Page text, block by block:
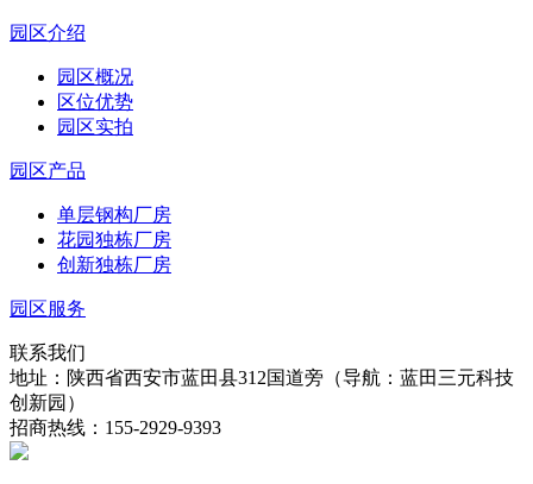
园区介绍
园区概况
区位优势
园区实拍
园区产品
单层钢构厂房
花园独栋厂房
创新独栋厂房
园区服务
联系我们
地址：陕西省西安市蓝田县312国道旁（导航：蓝田三元科技
创新园）
招商热线：155-2929-9393